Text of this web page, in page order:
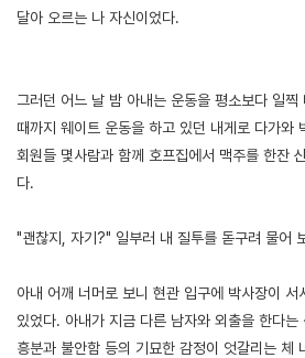
달아 오르는 나 자신이었다.
그러던 어느 날 밤 아내는 운동을 평소보다 일
때까지 웨이트 운동을 하고 있던 내게로 다가와
회원들 몇사람과 함께 호프집에서 맥주를 한잔
다.
"괜찮지, 자기?" 일부러 내 질투를 돋구려 물어
아내 어깨 너머로 보니 현관 입구에 박사장이 서
있었다. 아내가 지금 다른 남자와 외출을 한다
흥분과 불안함 등의 기묘한 감정이 엇갈리는 체